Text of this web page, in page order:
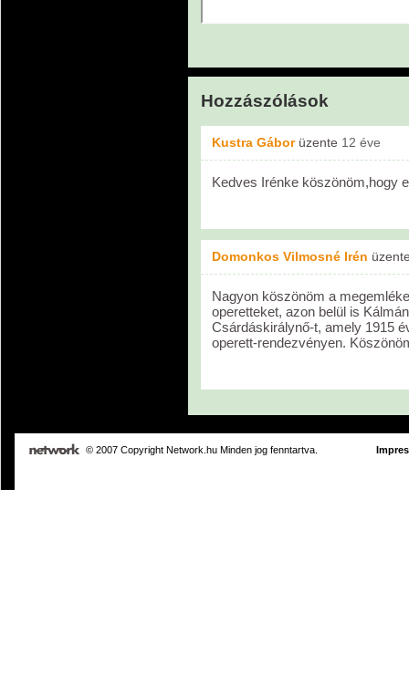
Hozzászólások
Kustra Gáborüzente 12 éve
Kedves Irénke köszönöm,hogy
Domonkos Vilmosné Irén
Nagyon köszönöm a
operetteket, azon belül is
Csárdáskirálynő-t, amely 1915
operett-rendezvényen.
© 2007 Copyright Network.hu Minden jog fenntartva.